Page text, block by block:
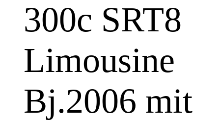
300c SRT8
Limousine
Bj.2006 mit